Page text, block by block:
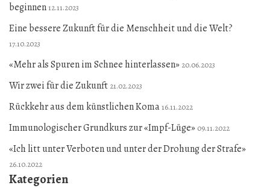
beginnen12.11.2023
Eine bessere Zukunft für die Menschheit und die Welt?
17.10.2023
«Mehr als Spuren im Schnee hinterlassen» 20.06.2023
Wir zwei für die Zukunft 21.02.2023
Rückkehr aus dem künstlichen Koma16.11.2022
Immunologischer Grundkurs zur «Impf-Lüge» 09.11.2022
«Ich litt unter Verboten und unter der Drohung der Strafe»
26.10.2022
Kategorien